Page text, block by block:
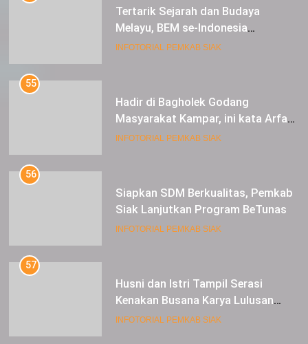
Tertarik Sejarah dan Budaya
Melayu, BEM se-Indonesia
Berkunjung ke Kabupaten Siak
INFOTORIAL PEMKAB SIAK
55
Hadir di Bagholek Godang
Masyarakat Kampar, ini kata Arfan
Usman
INFOTORIAL PEMKAB SIAK
56
Siapkan SDM Berkualitas, Pemkab
Siak Lanjutkan Program BeTunas
INFOTORIAL PEMKAB SIAK
57
Husni dan Istri Tampil Serasi
Kenakan Busana Karya Lulusan
SMK Pariwisata Siak, di Lancang
INFOTORIAL PEMKAB SIAK